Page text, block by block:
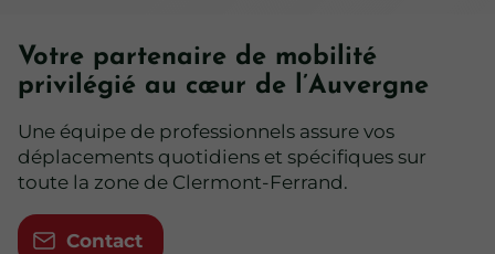
Votre partenaire de mobilité
privilégié au cœur de l’Auvergne
Une équipe de professionnels assure vos
déplacements quotidiens et spécifiques sur
toute la zone de Clermont-Ferrand.
Contact